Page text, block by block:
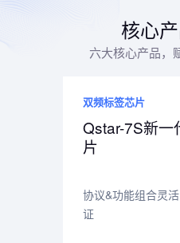
核心
六大核心产品，
双频标签芯片
Qstar-7S新一
片
协议&功能组合灵
证